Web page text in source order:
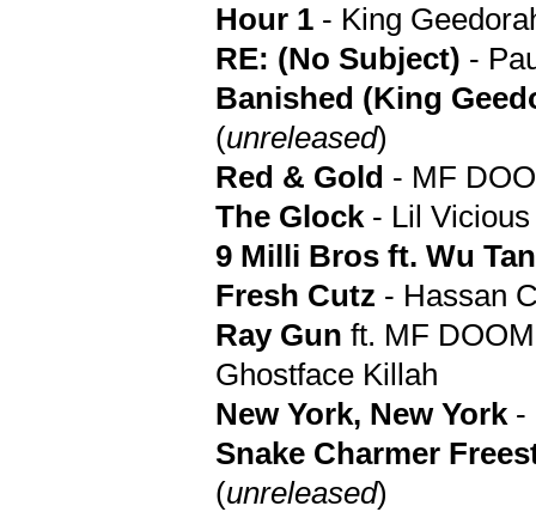
Hour 1 - King
RE: (No Subject) -
Banished (King
(unreleased)
Red & Gold - MF
The Glock- Lil Vicious
9 Milli Bros ft. Wu
Fresh Cutz - Hassan
Ray Gun ft. MF
Ghostface Killah
New York, New York-
Snake Charmer
(unreleased)